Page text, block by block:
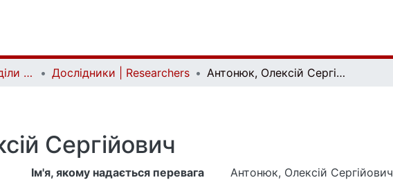
Структурні підрозділи Київського національного університету імені Тараса Шевченка та Організації | Faculties, Institutes and Departments of Taras Shevchenko National University of Kyiv and Organizations Дослідники | Researchers Антонюк, Олексій Сергійович
Сергійович
Ім'я, якому надається перевага
Антонюк, Олексій Сергійович